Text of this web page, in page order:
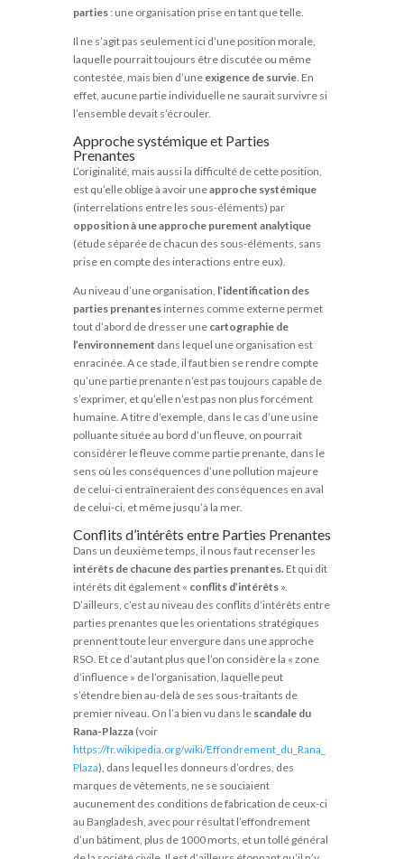
parties: une organisation prise en tant que telle.
Il ne s’agit pas seulement ici d’une position morale,
laquelle pourrait toujours être discutée ou même
contestée, mais bien d’une exigence de survie. En
effet, aucune partie individuelle ne saurait survivre si
l’ensemble devait s’écrouler.
Approche systémique et Parties
Prenantes
L’originalité, mais aussi la difficulté de cette position,
est qu’elle oblige à avoir uneapproche systémique
(interrelations entre les sous-éléments) par
opposition à une approche purement analytique
(étude séparée de chacun des sous-éléments, sans
prise en compte des interactions entre eux).
Au niveau d’une organisation, l’identification des
parties prenantesinternes comme externe permet
tout d’abord de dresser une cartographie de
l’environnement dans lequel une organisation est
enracinée. A ce stade, il faut bien se rendre compte
qu’une partie prenante n’est pas toujours capable de
s’exprimer, et qu’elle n’est pas non plus forcément
humaine. A titre d’exemple, dans le cas d’une usine
polluante située au bord d’un fleuve, on pourrait
considérer le fleuve comme partie prenante, dans le
sens où les conséquences d’une pollution majeure
de celui-ci entraîneraient des conséquences en aval
de celui-ci, et même jusqu’à la mer.
Conflits d’intérêts entre Parties Prenantes
Dans un deuxième temps, il nous faut recenser les
intérêts de chacune des parties prenantes. Et qui dit
intérêts dit également « conflits d’intérêts».
D’ailleurs, c’est au niveau des conflits d’intérêts entre
parties prenantes que les orientations stratégiques
prennent toute leur envergure dans une approche
RSO. Et ce d’autant plus que l’on considère la « zone
d’influence » de l’organisation, laquelle peut
s’étendre bien au-delà de ses sous-traitants de
premier niveau. On l’a bien vu dans lescandale du
Rana-Plazza(voir
https://fr.wikipedia.org/wiki/Effondrement_du_Rana_
Plaza), dans lequel les donneurs d’ordres, des
marques de vêtements, ne se souciaient
aucunement des conditions de fabrication de ceux-ci
au Bangladesh, avec pour résultat l’effondrement
d’un bâtiment, plus de 1000 morts, et un tollé général